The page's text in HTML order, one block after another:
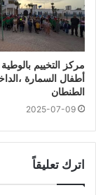
مركز التخييم
أطفال السمارة
الطنطان
2025-07-09
اترك تعليقاً